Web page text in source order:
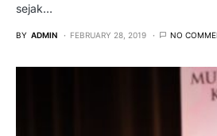
sejak…
BY ADMIN FEBRUARY 28, 2019 NO